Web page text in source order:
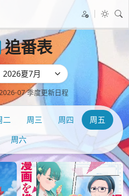
追番表
07 季度更新日程
二 周三 周四
周五
周六